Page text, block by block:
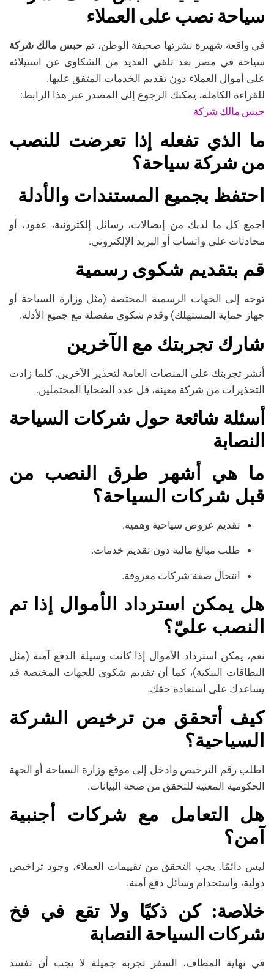
سياحة نصب على العملاء
في واقعة شهيرة نشرتها صحيفة الوطن، تم حبس مالك شركة
سياحة في مصر بعد تلقي العديد من الشكاوى عن استيلائه
على أموال العملاء دون تقديم الخدمات المتفق عليها.
للقراءة الكاملة، يمكنك الرجوع إلى المصدر عبر هذا الرابط:
حبس مالك شركة
ما الذي تفعله إذا تعرضت للنصب
من شركة سياحة؟
احتفظ بجميع المستندات والأدلة
اجمع كل ما لديك من إيصالات، رسائل إلكترونية، عقود، أو
محادثات على واتساب أو البريد الإلكتروني.
قم بتقديم شكوى رسمية
توجه إلى الجهات الرسمية المختصة (مثل وزارة السياحة أو
جهاز حماية المستهلك) وقدم شكوى مفصلة مع جميع الأدلة.
شارك تجربتك مع الآخرين
أنشر تجربتك على المنصات العامة لتحذير الآخرين. كلما زادت
التحذيرات من شركة معينة، قل عدد الضحايا المحتملين.
أسئلة شائعة حول شركات السياحة
النصابة
ما هي أشهر طرق النصب من
قبل شركات السياحة؟
تقديم عروض سياحية وهمية.
طلب مبالغ مالية دون تقديم خدمات.
انتحال صفة شركات معروفة.
هل يمكن استرداد الأموال إذا تم
النصب عليّ؟
نعم، يمكن استرداد الأموال إذا كانت وسيلة الدفع آمنة (مثل
البطاقات البنكية)، كما أن تقديم شكوى للجهات المختصة قد
يساعدك على استعادة حقك.
كيف أتحقق من ترخيص الشركة
السياحية؟
اطلب رقم الترخيص وادخل إلى موقع وزارة السياحة أو الجهة
الحكومية المعنية للتحقق من صحة البيانات.
هل التعامل مع شركات أجنبية
آمن؟
ليس دائمًا. يجب التحقق من تقييمات العملاء، وجود تراخيص
دولية، واستخدام وسائل دفع آمنة.
خلاصة: كن ذكيًا ولا تقع في فخ
شركات السياحة النصابة
في نهاية المطاف، السفر تجربة جميلة لا يجب أن تفسد